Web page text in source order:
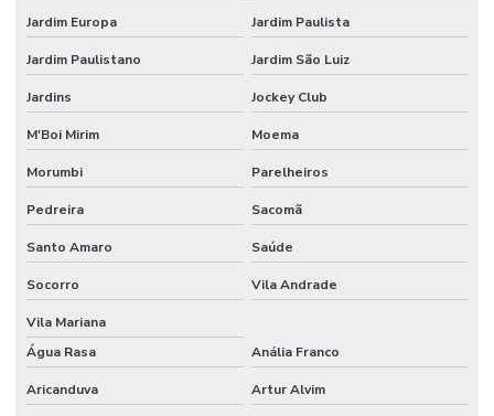
RESIDENCIAL
CORTINAS
RESIDENCIAL
RESIDENCIAL
RESIDENCIAL
ECONOMIA DE
AUTOMAÇÃO
RESIDENCIAL
EFICIÊNCIA
ENERGÉTICA
Jardim Europa Jardim Paulista
Jardim Paulistano Jardim São Luiz
Jardins Jockey Club
M'Boi Mirim Moema
Morumbi Parelheiros
Pedreira Sacomã
Santo Amaro Saúde
Socorro Vila Andrade
Vila Mariana
Água Rasa
Anália Franco
Aricanduva Artur Alvim